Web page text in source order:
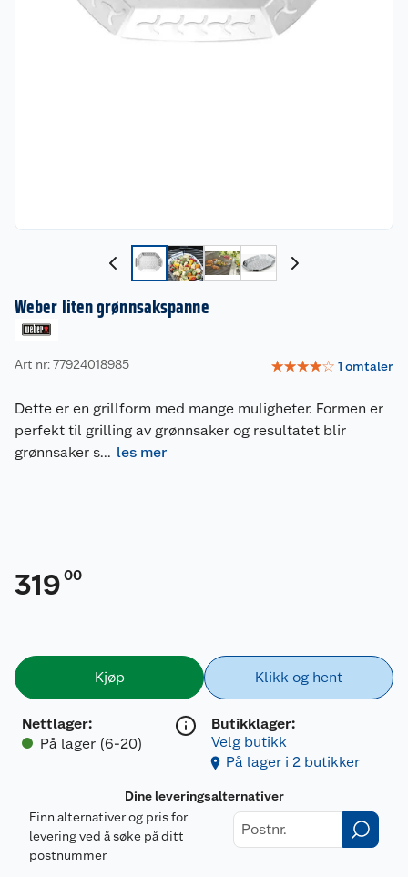
Weber liten grønnsakspanne
Art nr: 77924018985 ☆☆☆☆☆ 1 omtaler
Dette er en grillform med mange muligheter. Formen er
perfekt til grilling av grønnsaker og resultatet blir
grønnsaker s... les mer
319 00
Kjøp
Nettlager:
På lager (6-20)
Klikk og hent
Butikklager:
Velg butikk
På lager i 2 butikker
Dine leveringsalternativer
Finn alternativer og pris for
levering ved å søke på ditt
postnummer